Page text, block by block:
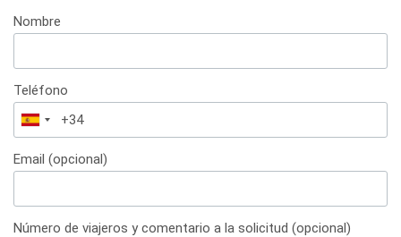
Nombre
Teléfono
España
+34
Email (opcional)
Número de viajeros y comentario a la solicitud (opcional)